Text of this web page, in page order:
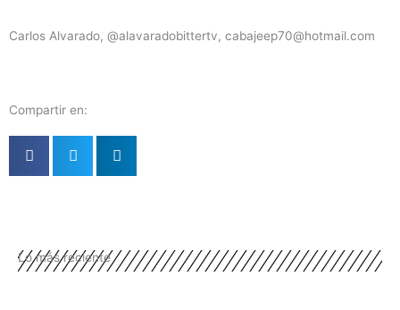
Carlos Alvarado, @alavaradobittertv, cabajeep70@hotmail.com
Compartir en:
Lo más reciente